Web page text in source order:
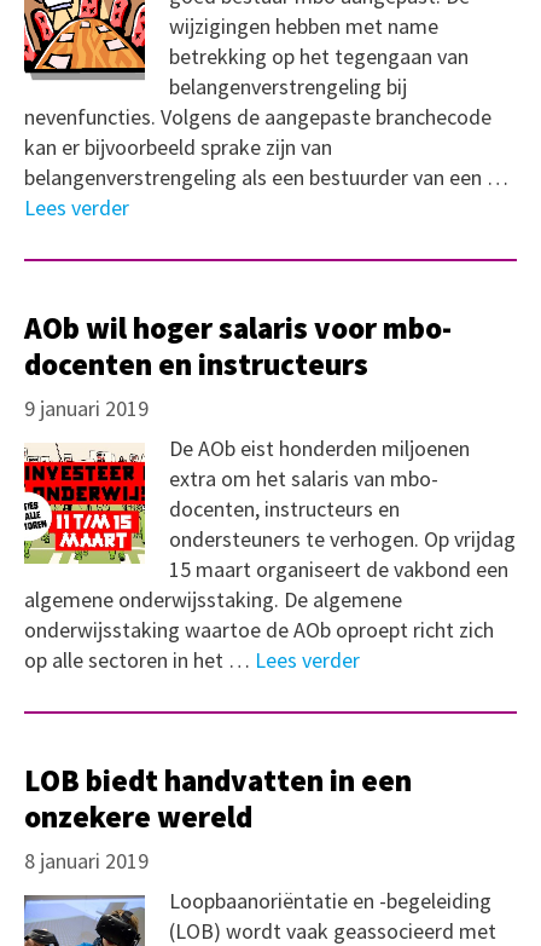
wijzigingen hebben met name
betrekking op het tegengaan van
belangenverstrengeling bij
nevenfuncties. Volgens de aangepaste branchecode
kan er bijvoorbeeld sprake zijn van
belangenverstrengeling als een bestuurder van een …
Lees verder
AOb wil hoger salaris voor mbo-
docenten en instructeurs
9 januari 2019
De AOb eist honderden miljoenen
extra om het salaris van mbo-
docenten, instructeurs en
ondersteuners te verhogen. Op vrijdag
15 maart organiseert de vakbond een
algemene onderwijsstaking. De algemene
onderwijsstaking waartoe de AOb oproept richt zich
op alle sectoren in het … Lees verder
LOB biedt handvatten in een
onzekere wereld
8 januari 2019
Loopbaanoriëntatie en -begeleiding
(LOB) wordt vaak geassocieerd met